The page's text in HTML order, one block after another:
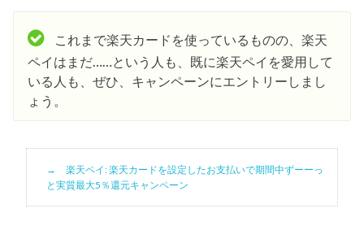
これまで楽天カードを使っているものの、楽天
ペイはまだ……という人も、既に楽天ペイを愛用して
いる人も、ぜひ、キャンペーンにエントリーしまし
ょう。
楽天ペイ: 楽天カードを設定したお支払いで期間中ずーーっ
と実質最大5％還元キャンペーン